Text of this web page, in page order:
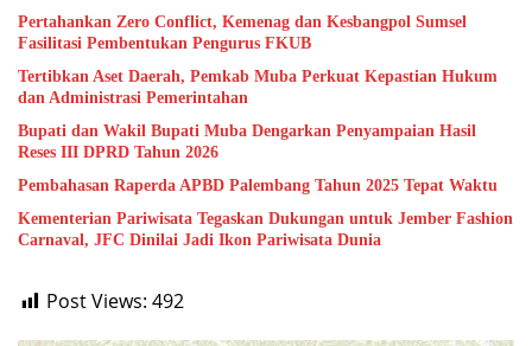
Pertahankan Zero Conflict, Kemenag dan Kesbangpol Sumsel
Fasilitasi Pembentukan Pengurus FKUB
Tertibkan Aset Daerah, Pemkab Muba Perkuat Kepastian Hukum
dan Administrasi Pemerintahan
Bupati dan Wakil Bupati Muba Dengarkan Penyampaian Hasil
Reses III DPRD Tahun 2026
Pembahasan Raperda APBD Palembang Tahun 2025 Tepat Waktu
Kementerian Pariwisata Tegaskan Dukungan untuk Jember Fashion
Carnaval, JFC Dinilai Jadi Ikon Pariwisata Dunia
Post Views: 492